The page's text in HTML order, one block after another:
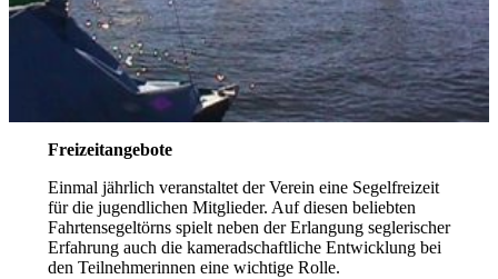
Freizeitangebote
Einmal jährlich veranstaltet der Verein eine Segelfreizeit
für die jugendlichen Mitglieder. Auf diesen beliebten
Fahrtensegeltörns spielt neben der Erlangung seglerischer
Erfahrung auch die kameradschaftliche Entwicklung bei
den Teilnehmerinnen eine wichtige Rolle.